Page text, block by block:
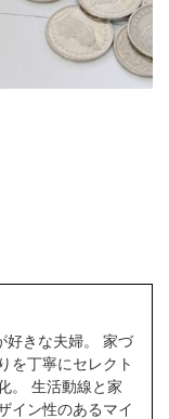
好きな夫婦。 家づ
を丁寧にセレクト
。 生活動線と家
イン性のあるマイ